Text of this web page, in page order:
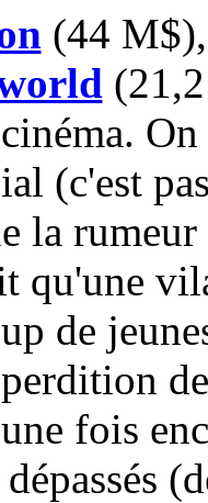
(44
(c'est
la
qu'une
de
fois